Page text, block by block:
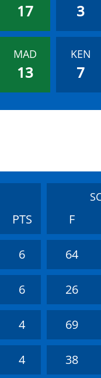
17 3
MAD
13
KEN
7
PTS F
6 64
6 26
4 69
4 38